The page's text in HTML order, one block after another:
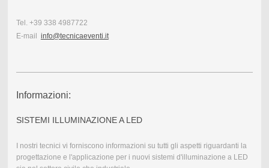
Tel. +39 338 4987722
E-mail info@tecnicaeventi.it
Informazioni:
SISTEMI ILLUMINAZIONE A LED
I nostri tecnici vi forniscono informazioni su tutti gli aspetti riguardanti la
progettazione e l'applicazione per i nuovi sistemi d'illuminazione a LED